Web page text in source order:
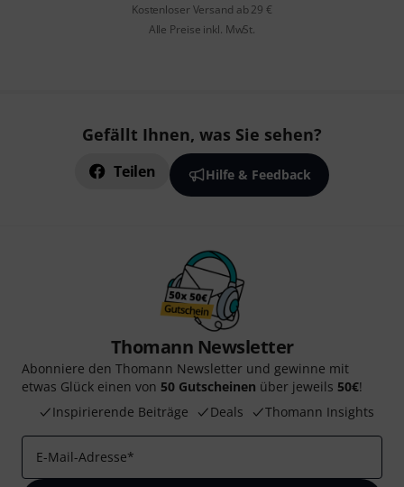
Kostenloser Versand ab 29 €
Alle Preise inkl. MwSt.
Gefällt Ihnen, was Sie sehen?
Teilen Hilfe & Feedback
Thomann Newsletter
Abonniere den Thomann Newsletter und gewinne mit
etwas Glück einen von 50 Gutscheinen über jeweils 50€!
Inspirierende Beiträge
Deals Thomann Insights
E-Mail-Adresse*